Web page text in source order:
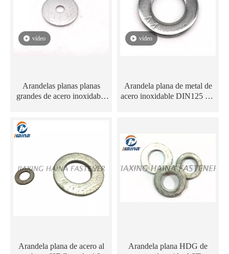
vídeo
Arandelas planas planas
grandes de acero inoxidable
vídeo
Arandela plana de metal de
acero inoxidable DIN125 A2
Arandela plana de acero al
Arandela plana HDG de